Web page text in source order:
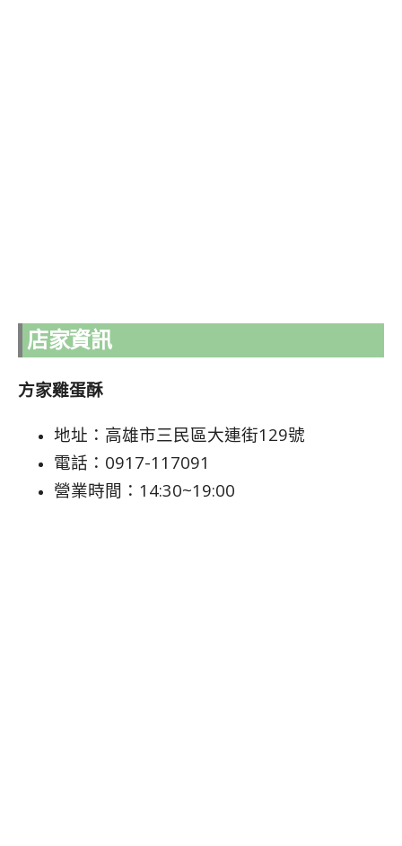
店家資訊
方家雞蛋酥
地址：高雄市三民區大連街129號
電話：0917-117091
營業時間：14:30~19:00